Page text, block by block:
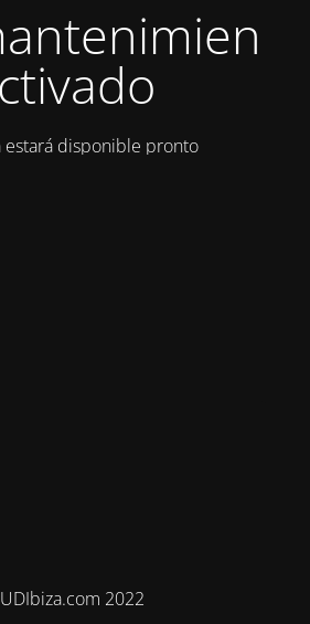
estará disponible pronto
2022